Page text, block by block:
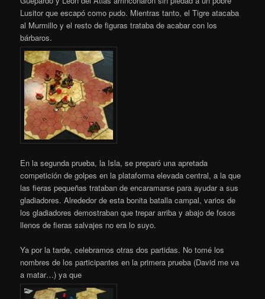
Lusitor que escapó como pudo. Mientras tanto, el Tigre atacaba
al Murmillo y el resto de figuras trataba de acabar con los
bárbaros.
En la segunda prueba, la Isla, se preparó una apretada
competición de golpes en la plataforma elevada central, a la que
las fieras pequeñas trataban de encaramarse para ayudar a sus
gladiadores. Alrededor de esta bonita batalla campal, varios de
los gladiadores demostraban que trepar arriba y abajo de fosos
llenos de fieras salvajes no era lo suyo.
Ya por la tarde, celebramos otras dos partidas. No tomé los
nombres de los participantes en la primera prueba (David me va
a matar…) ya que